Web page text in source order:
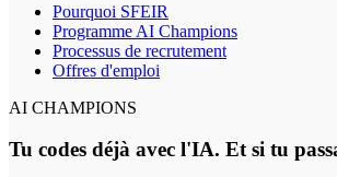
Pourquoi SFEIR
Programme AI Champions
Processus de recrutement
Offres d'emploi
AI CHAMPIONS
Tu codes déjà avec l'IA. Et si tu